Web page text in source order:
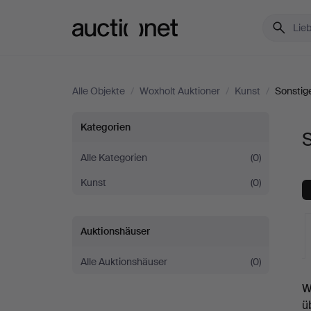
Alle Objekte / Woxholt Auktioner / Kunst /
Sonstiges
bei
Woxholt
Auktioner
Kategorien
Alle Kategorien
(0)
Kunst
(0)
Auktionshäuser
Alle Auktionshäuser (0)